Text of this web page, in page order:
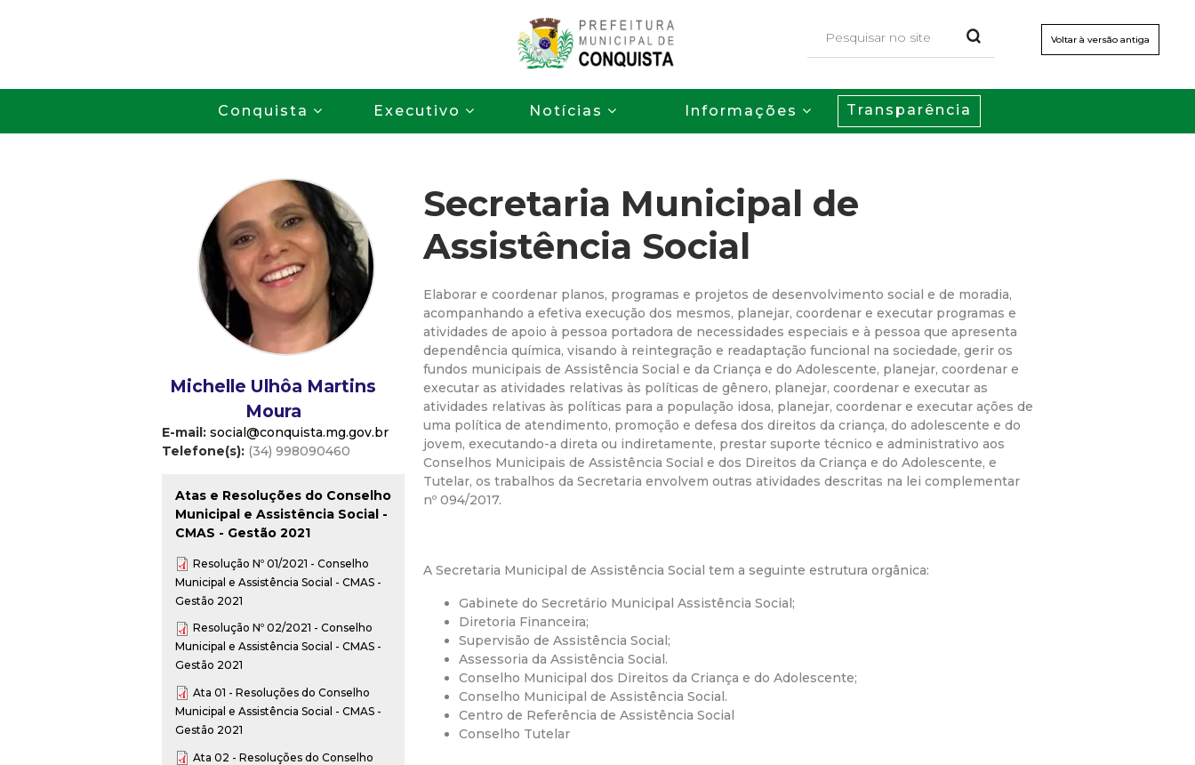
para
o
conteúdo
principal
Voltar à versão antiga
P
r
f
e
i
t
u
r
a
M
u
n
i
c
i
Conquista Executivo Notícias Informações Transparência
Secretaria Municipal de
Assistência Social
Elaborar e coordenar planos, programas e projetos de desenvolvimento social e de moradia,
acompanhando a efetiva execução dos mesmos, planejar, coordenar e executar programas e
atividades de apoio à pessoa portadora de necessidades especiais e à pessoa que apresenta
dependência química, visando à reintegração e readaptação funcional na sociedade, gerir os
fundos municipais de Assistência Social e da Criança e do Adolescente, planejar, coordenar e
executar as atividades relativas às políticas de gênero, planejar, coordenar e executar as
atividades relativas às políticas para a população idosa, planejar, coordenar e executar ações de
uma política de atendimento, promoção e defesa dos direitos da criança, do adolescente e do
jovem, executando-a direta ou indiretamente, prestar suporte técnico e administrativo aos
Conselhos Municipais de Assistência Social e dos Direitos da Criança e do Adolescente, e
Tutelar, os trabalhos da Secretaria envolvem outras atividades descritas na lei complementar
nº 094/2017.
A Secretaria Municipal de Assistência Social tem a seguinte estrutura orgânica:
Gabinete do Secretário Municipal Assistência Social;
Diretoria Financeira;
Supervisão de Assistência Social;
Assessoria da Assistência Social.
Conselho Municipal dos Direitos da Criança e do Adolescente;
Conselho Municipal de Assistência Social.
Centro de Referência de Assistência Social
Conselho Tutelar
Michelle Ulhôa Martins
Moura
E-mail: social@conquista.mg.gov.br
Telefone(s): (34) 998090460
Atas e Resoluções do Conselho
Municipal e Assistência Social -
CMAS - Gestão 2021
Resolução Nº 01/2021 - Conselho
Municipal e Assistência Social - CMAS -
Gestão 2021
Resolução Nº 02/2021 - Conselho
Municipal e Assistência Social - CMAS -
Gestão 2021
Ata 01 - Resoluções do Conselho
Municipal e Assistência Social - CMAS -
Gestão 2021
Ata 02 - Resoluções do Conselho